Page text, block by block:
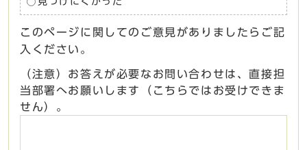
このページに関してのご意見がありましたらご記
入ください。
（注意）お答えが必要なお問い合わせは、直接担
当部署へお願いします（こちらではお受けできま
せん）。